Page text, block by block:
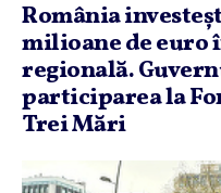
România
milioane de
regională.
participarea la
Trei Mări